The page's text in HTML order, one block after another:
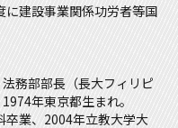
建設事業関係功労者等国
務部部長（長大フィリピ
年東京都生まれ。
卒業、2004年立教大学大